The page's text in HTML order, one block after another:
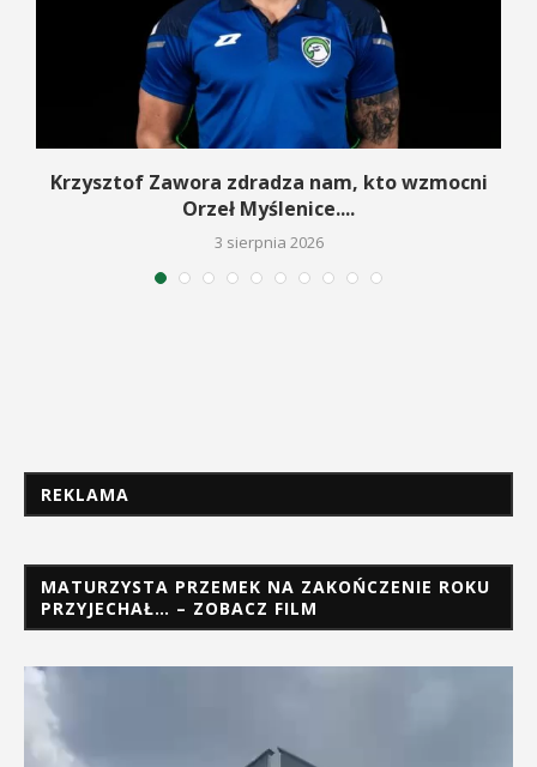
Krzysztof Zawora zdradza nam, kto wzmocni
Orzeł Myślenice....
3 sierpnia 2026
REKLAMA
MATURZYSTA PRZEMEK NA ZAKOŃCZENIE ROKU
PRZYJECHAŁ… – ZOBACZ FILM
Odtwarzacz